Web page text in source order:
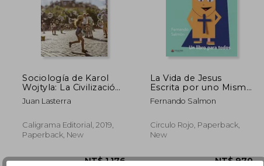
Sociología de Karol
Wojtyla: La Civilización
del Amor (Caligrama)
(in Spanish)
Juan Lasterra
Caligrama Editorial, 2019,
Paperback, New
La Vida de Jesus
Escrita por uno Mismo
(in Spanish)
Fernando Salmon
Circulo Rojo, Paperback,
New